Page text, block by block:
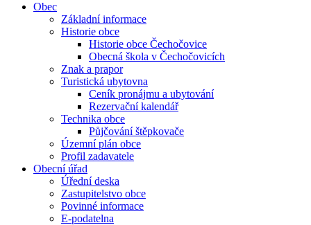
Obec
Základní informace
Historie obce
Historie obce Čechočovice
Obecná škola v Čechočovicích
Znak a prapor
Turistická ubytovna
Ceník pronájmu a ubytování
Rezervační kalendář
Technika obce
Půjčování štěpkovače
Územní plán obce
Profil zadavatele
Obecní úřad
Úřední deska
Zastupitelstvo obce
Povinné informace
E-podatelna